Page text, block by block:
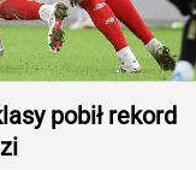
pobił rekord